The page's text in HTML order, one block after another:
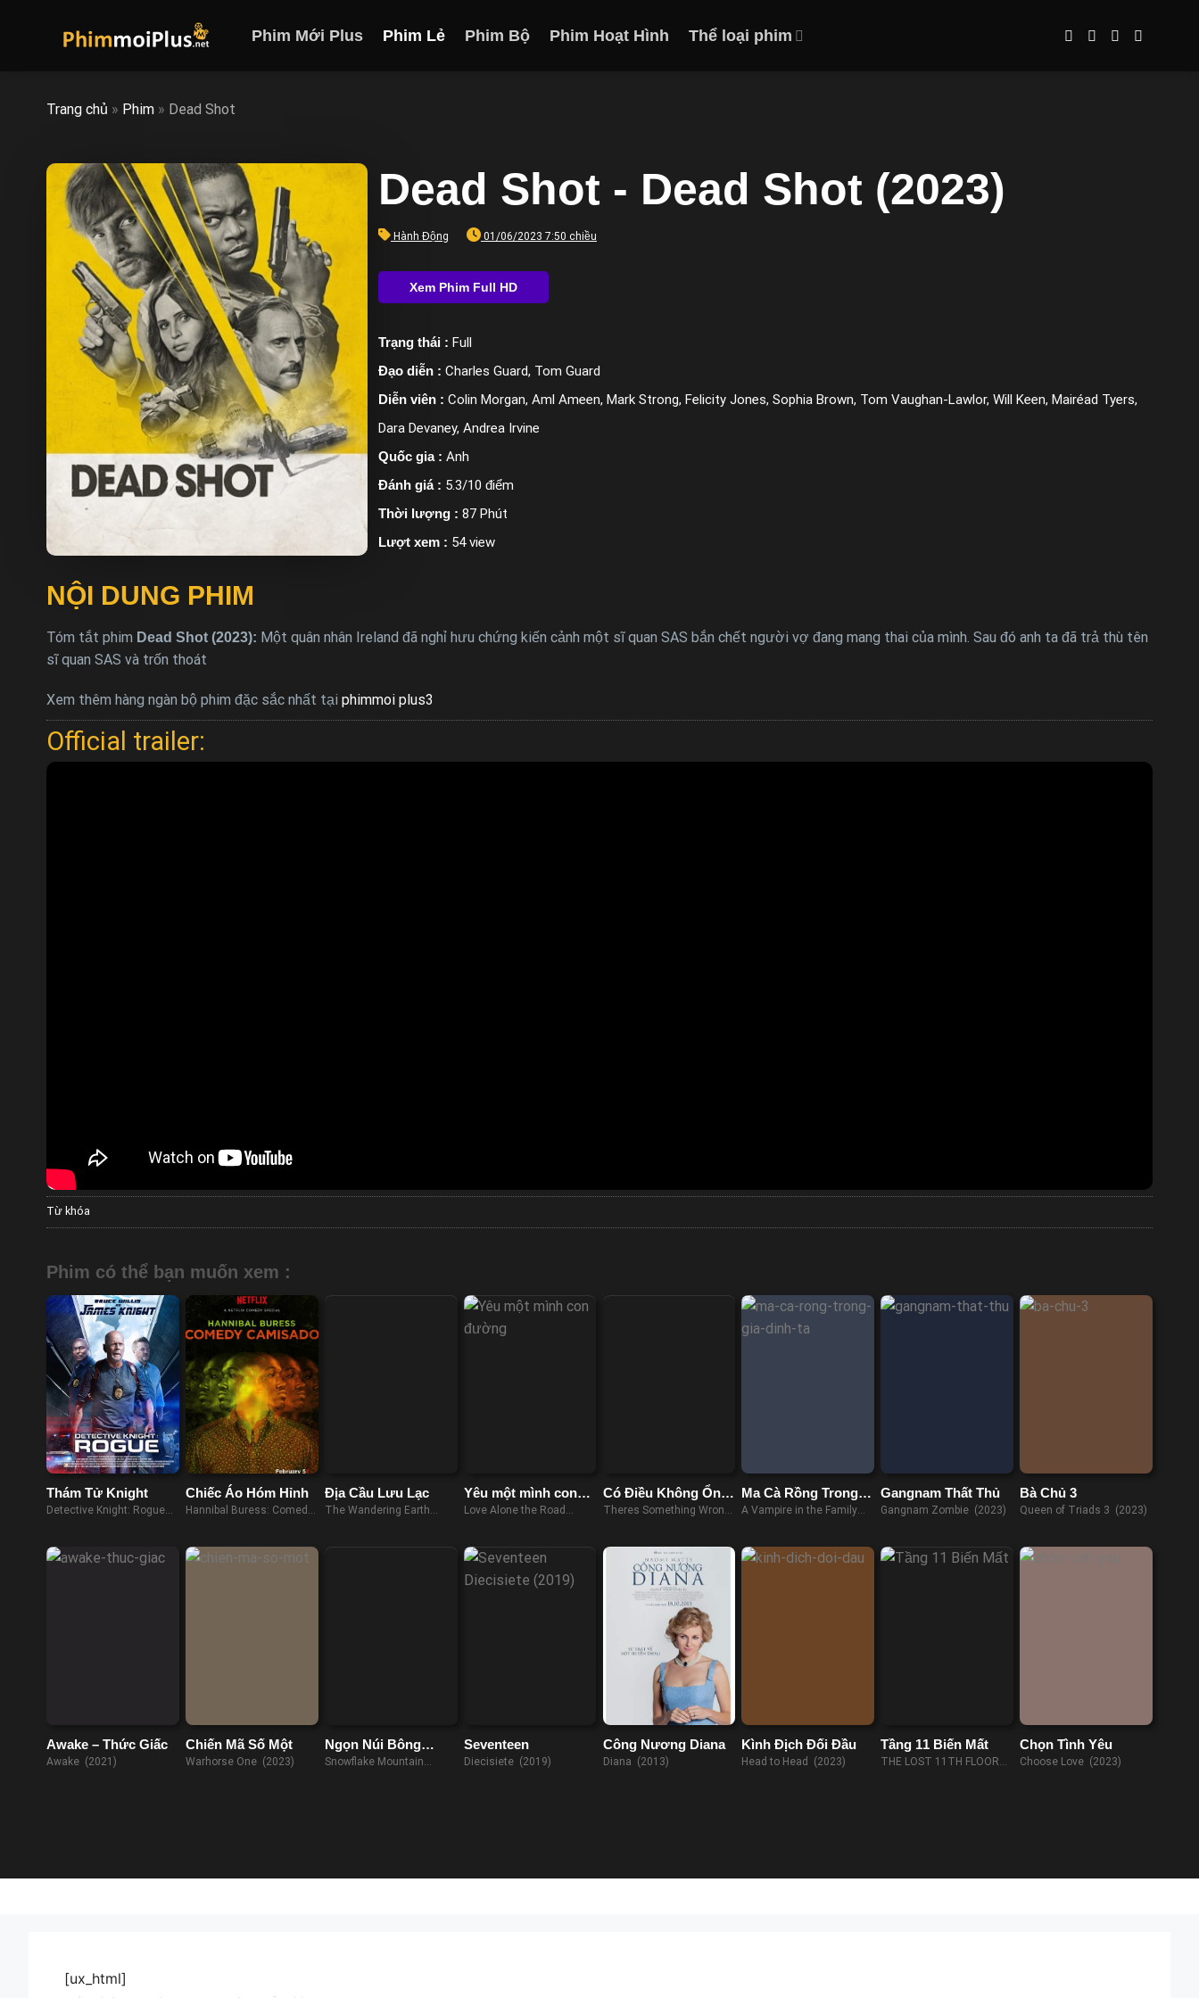
Phim Mới Plus Phim Lẻ Phim Bộ Phim Hoạt Hình Thể loại phim
Trang chủ » Phim » Dead Shot
Dead Shot - Dead Shot (2023)
Hành Động 01/06/2023 7:50 chiều
Trạng thái : Full
Đạo diễn : Charles Guard, Tom Guard
Diễn viên : Colin Morgan, Aml Ameen, Mark Strong, Felicity Jones, Sophia Brown, Tom Vaughan-Lawlor, Will Keen, Mairéad Tyers,
Dara Devaney, Andrea Irvine
Quốc gia : Anh
Đánh giá : 5.3/10 điểm
Thời lượng : 87 Phút
Lượt xem : 54 view
NỘI DUNG PHIM
Tóm tắt phim Dead Shot (2023): Một quân nhân Ireland đã nghỉ hưu chứng kiến ​​cảnh một sĩ quan SAS bắn chết người vợ đang mang thai của mình. Sau đó anh ta đã trả thù tên
sĩ quan SAS và trốn thoát
Xem thêm hàng ngàn bộ phim đặc sắc nhất tại phimmoi plus3
Official trailer:
Từ khóa
Phim có thể bạn muốn xem :
Thám Tử Knight
Detective Knight: Rogue
Chiếc Áo Hóm Hỉnh
Hannibal Buress: Comedy
Địa Cầu Lưu Lạc
The Wandering Earth
Yêu một mình con
đường
Love Alone the Road
Có Điều Không Ổn
Với Bọn Trẻ
Theres Something Wrong
Ma Cà Rồng Trong
Gia Đình Ta
A Vampire in the Family
Gangnam Thất Thủ
Gangnam Zombie (2023)
Bà Chủ 3
Queen of Triads 3 (2023)
Awake – Thức Giấc
Awake (2021)
Chiến Mã Số Một
Warhorse One (2023)
Ngọn Núi Bông
Tuyết: Thử Thách
Snowflake Mountain
Seventeen
Diecisiete (2019)
Công Nương Diana
Diana (2013)
Kình Địch Đối Đầu
Head to Head (2023)
Tầng 11 Biến Mất
THE LOST 11TH FLOOR
Chọn Tình Yêu
Choose Love (2023)